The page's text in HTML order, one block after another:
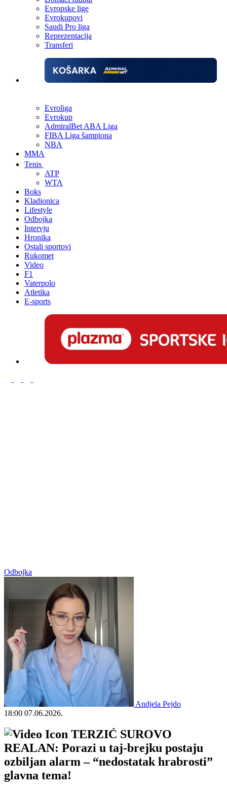
Evropske lige
Evrokupovi
Saudi Pro liga
Reprezentacija
Transferi
Evroliga
Evrokup
AdmiralBet ABA Liga
FIBA Liga šampiona
NBA
MMA
Tenis
ATP
WTA
Boks
Kladionica
Lifestyle
Odbojka
Intervju
Hronika
Ostali sportovi
Rukomet
Video
F1
Vaterpolo
Atletika
E-sports
Odbojka
Andjela Pejdo
18:00 07.06.2026.
TERZIĆ SUROVO
REALAN: Porazi u taj-brejku postaju
ozbiljan alarm – “nedostatak hrabrosti”
glavna tema!